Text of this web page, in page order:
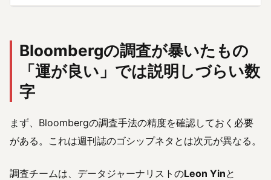
Bloombergの調査が暴いたもの
「運が良い」では説明しづらい数
字
まず、Bloombergの調査手法の精度を確認しておく必要
がある。これは週刊誌のゴシップネタとは次元が異なる。
調査チームは、データジャーナリストのLeon Yinと